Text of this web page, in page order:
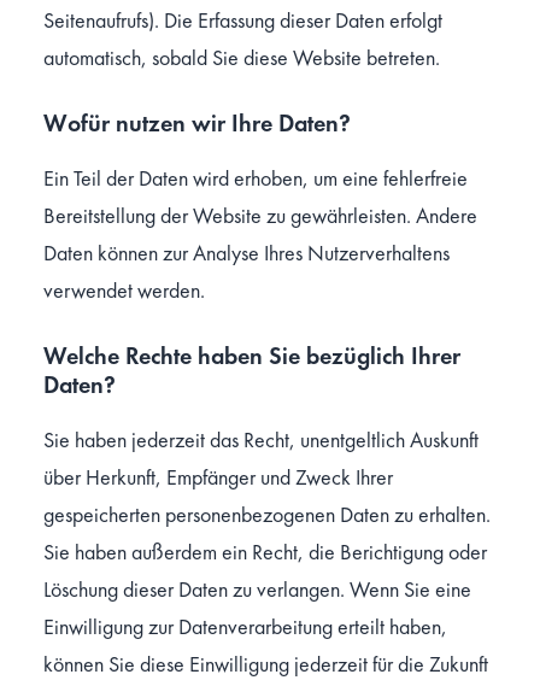
Seitenaufrufs). Die Erfassung dieser Daten erfolgt
automatisch, sobald Sie diese Website betreten.
Wofür nutzen wir Ihre Daten?
Ein Teil der Daten wird erhoben, um eine fehlerfreie
Bereitstellung der Website zu gewährleisten. Andere
Daten können zur Analyse Ihres Nutzerverhaltens
verwendet werden.
Welche Rechte haben Sie bezüglich Ihrer
Daten?
Sie haben jederzeit das Recht, unentgeltlich Auskunft
über Herkunft, Empfänger und Zweck Ihrer
gespeicherten personenbezogenen Daten zu erhalten.
Sie haben außerdem ein Recht, die Berichtigung oder
Löschung dieser Daten zu verlangen. Wenn Sie eine
Einwilligung zur Datenverarbeitung erteilt haben,
können Sie diese Einwilligung jederzeit für die Zukunft